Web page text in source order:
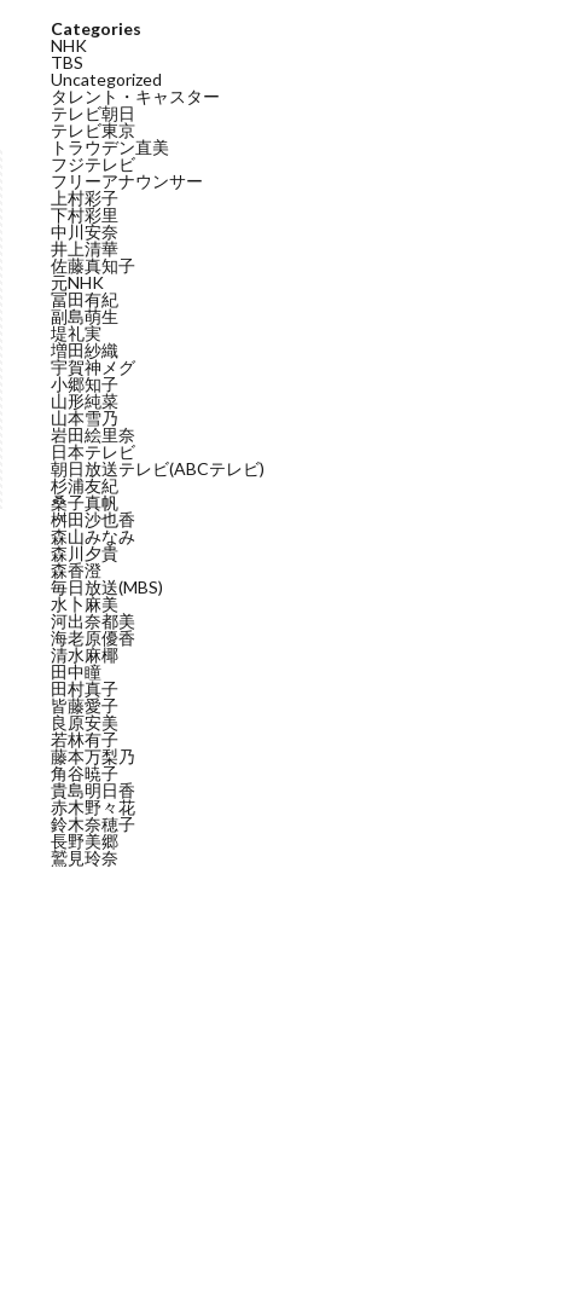
Categories
NHK
TBS
Uncategorized
タレント・キャスター
テレビ朝日
テレビ東京
トラウデン直美
フジテレビ
フリーアナウンサー
上村彩子
下村彩里
中川安奈
井上清華
佐藤真知子
元NHK
冨田有紀
副島萌生
堤礼実
増田紗織
宇賀神メグ
小郷知子
山形純菜
山本雪乃
岩田絵里奈
日本テレビ
朝日放送テレビ(ABCテレビ)
杉浦友紀
桑子真帆
桝田沙也香
森山みなみ
森川夕貴
森香澄
毎日放送(MBS)
水卜麻美
河出奈都美
海老原優香
清水麻椰
田中瞳
田村真子
皆藤愛子
良原安美
若林有子
藤本万梨乃
角谷暁子
貴島明日香
赤木野々花
鈴木奈穂子
長野美郷
鷲見玲奈